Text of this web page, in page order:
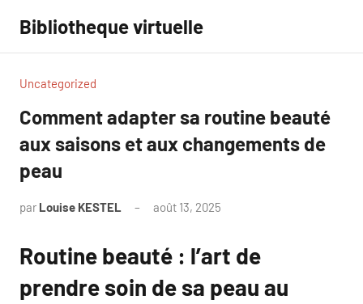
contenu
Bibliotheque virtuelle
Uncategorized
Comment adapter sa routine beauté
aux saisons et aux changements de
peau
par Louise KESTEL août 13, 2025
Routine beauté : l’art de
prendre soin de sa peau au